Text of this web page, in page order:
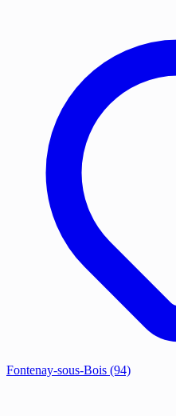
Fontenay-sous-Bois (94)